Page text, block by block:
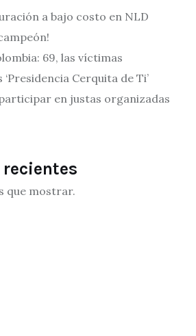
a bajo costo en NLD
69, las víctimas
Cerquita de Ti’
en justas organizadas
que mostrar.